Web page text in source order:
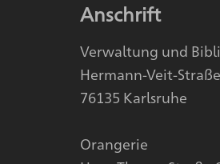
Anschrift
Verwaltung und
Hermann-Veit-
76135 Karlsruhe
Orangerie